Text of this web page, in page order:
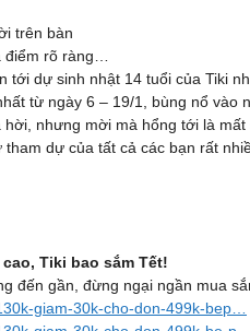
trên bàn
rõ ràng…
tới dự sinh nhật 14 tuổi của Tiki
từ ngày 6 – 19/1, bùng nổ vào
hời, nhưng mời mà hổng tới là mất
tham dự của tất cả các bạn rất
Tiki bao sắm Tết!
đến gần, đừng ngại ngần mua
giam-30k-cho-don-499k-bep…